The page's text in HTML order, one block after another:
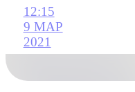
12:15
9 МАР
2021